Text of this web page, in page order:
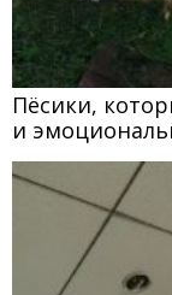
Пёсики,
и